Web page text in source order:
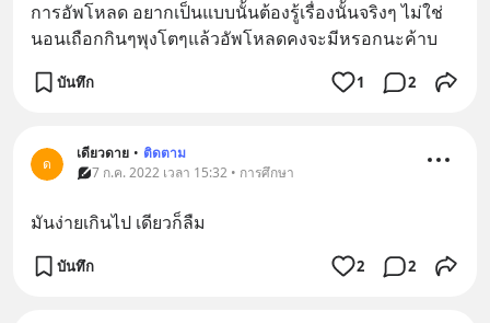
การอัพโหลด​ อยากเป็นแบบนั้นต้องรู้เรื่องนั้นจริงๆ​ ไม่ใช่
นอนเถือกกินๆพุงโตๆแล้วอัพโหลดคงจะมีหรอกนะค้าบ
บันทึก 1 2
ด
เดียวดาย • ติดตาม
7 ก.ค. 2022 เวลา 15:32 • การศึกษา
มันง่ายเกินไป เดียวก็ลืม
บันทึก 2 2